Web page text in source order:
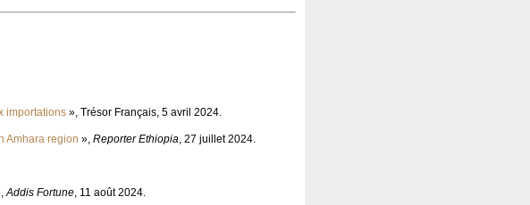
importations », Trésor Français, 5 avril 2024.
Amhara region », Reporter Ethiopia, 27 juillet 2024.
Addis Fortune, 11 août 2024.